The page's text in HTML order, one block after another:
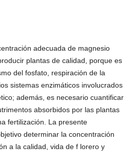
adecuada de magnesio
plantas de calidad, porque es
del fosfato, respiración de la
sistemas enzimáticos involucrados
además, es necesario cuantificar
absorbidos por las plantas
fertilización. La presente
determinar la concentración
a la calidad, vida de f lorero y